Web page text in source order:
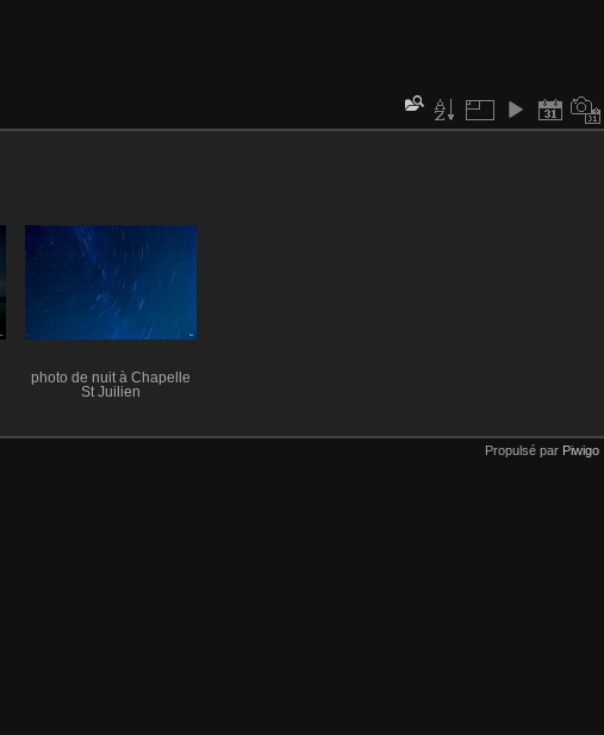
photo de nuit à Chapelle
St Juilien
Propulsé par Piwigo